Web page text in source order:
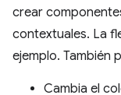
crear
contextuales. La
ejemplo. También
Cambia el